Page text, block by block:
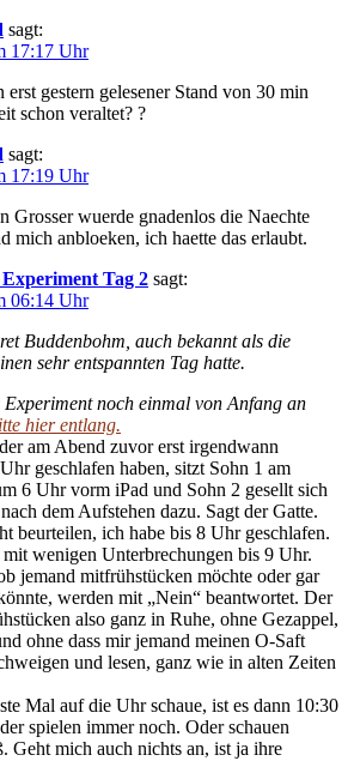
sagt:
17:17 Uhr
erst gestern gelesener Stand von 30 min
schon veraltet? ?
sagt:
17:19 Uhr
Grosser wuerde gnadenlos die Naechte
mich anbloeken, ich haette das erlaubt.
Tag 2 sagt:
06:14 Uhr
Buddenbohm, auch bekannt als die
sehr entspannten Tag hatte.
noch einmal von Anfang an
hier entlang.
am Abend zuvor erst irgendwann
geschlafen haben, sitzt Sohn 1 am
6 Uhr vorm iPad und Sohn 2 gesellt sich
dem Aufstehen dazu. Sagt der Gatte.
beurteilen, ich habe bis 8 Uhr geschlafen.
mit wenigen Unterbrechungen bis 9 Uhr.
jemand mitfrühstücken möchte oder gar
werden mit „Nein“ beantwortet. Der
also ganz in Ruhe, ohne Gezappel,
ohne dass mir jemand meinen O-Saft
und lesen, ganz wie in alten Zeiten
Mal auf die Uhr schaue, ist es dann 10:30
spielen immer noch. Oder schauen
Geht mich auch nichts an, ist ja ihre